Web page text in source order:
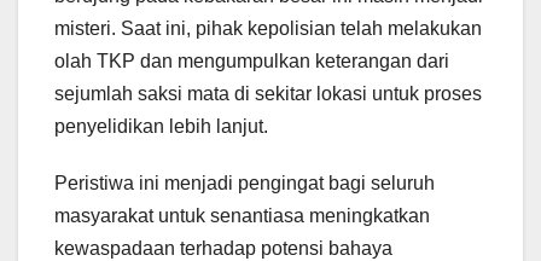
misteri. Saat ini, pihak kepolisian telah melakukan
olah TKP dan mengumpulkan keterangan dari
sejumlah saksi mata di sekitar lokasi untuk proses
penyelidikan lebih lanjut.
Peristiwa ini menjadi pengingat bagi seluruh
masyarakat untuk senantiasa meningkatkan
kewaspadaan terhadap potensi bahaya